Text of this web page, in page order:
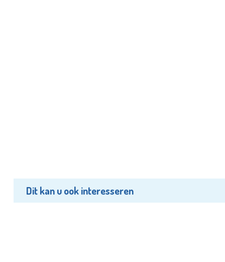
Dit kan u ook interesseren